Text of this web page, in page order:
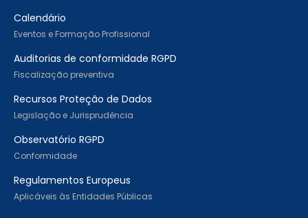
Calendário
Eventos e Formação Profissional
Auditorias de conformidade RGPD
Fiscalização preventiva
Recursos Proteção de Dados
Legislação e Jurisprudência
Observatório RGPD
Conformidade
Regulamentos Europeus
Aplicáveis às Entidades Públicas